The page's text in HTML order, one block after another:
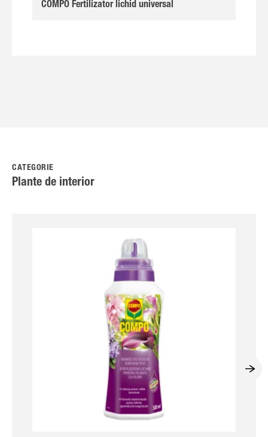
COMPO Fertilizator lichid universal
CATEGORIE
Plante de interior